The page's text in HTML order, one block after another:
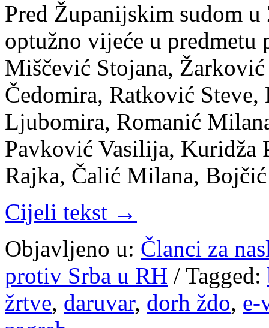
Pred Županijskim sudom u
optužno vijeće u
Miščević Stojana,
Čedomira, Ratković Steve,
Ljubomira, Romanić
Pavković Vasilija, Kuridža
Rajka, Čalić Milana,
Cijeli tekst →
Objavljeno u: Članci za
protiv Srba u RH / Tagged:
žrtve, daruvar, dorh ždo, e-